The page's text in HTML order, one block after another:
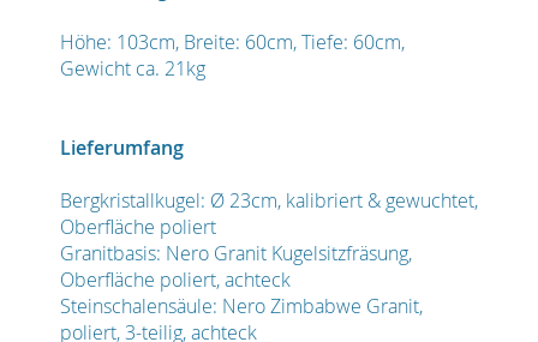
Höhe: 103cm, Breite: 60cm, Tiefe: 60cm,
Gewicht ca. 21kg
Lieferumfang
Bergkristallkugel: Ø 23cm, kalibriert & gewuchtet,
Oberfläche poliert
Granitbasis: Nero Granit Kugelsitzfräsung,
Oberfläche poliert, achteck
Steinschalensäule: Nero Zimbabwe Granit,
poliert, 3-teilig, achteck